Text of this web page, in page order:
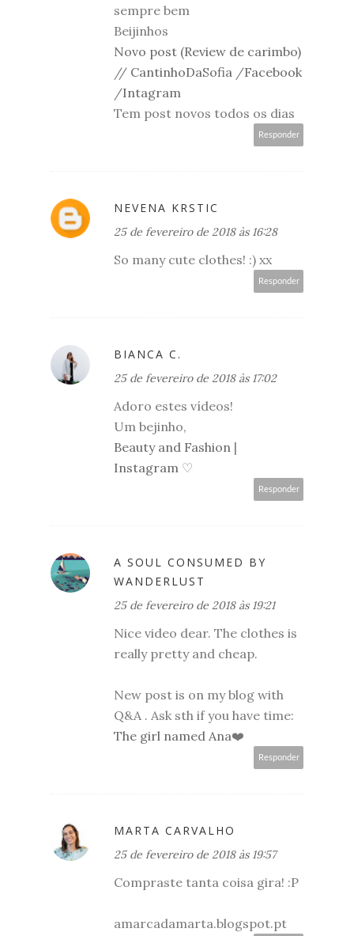
sempre bem
Beijinhos
Novo post (Review de carimbo)
// CantinhoDaSofia /Facebook
/Intagram
Tem post novos todos os dias
Responder
NEVENA KRSTIC
25 de fevereiro de 2018 às 16:28
So many cute clothes! :) xx
Responder
BIANCA C.
25 de fevereiro de 2018 às 17:02
Adoro estes vídeos!
Um bejinho,
Beauty and Fashion |
Instagram ♡
Responder
A SOUL CONSUMED BY
WANDERLUST
25 de fevereiro de 2018 às 19:21
Nice video dear. The clothes is
really pretty and cheap.
New post is on my blog with
Q&A . Ask sth if you have time:
The girl named Ana❤️
Responder
MARTA CARVALHO
25 de fevereiro de 2018 às 19:57
Compraste tanta coisa gira! :P
amarcadamarta.blogspot.pt